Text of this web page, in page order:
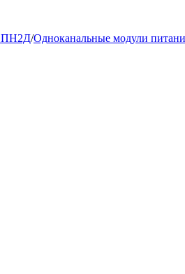
/Одноканальные модули